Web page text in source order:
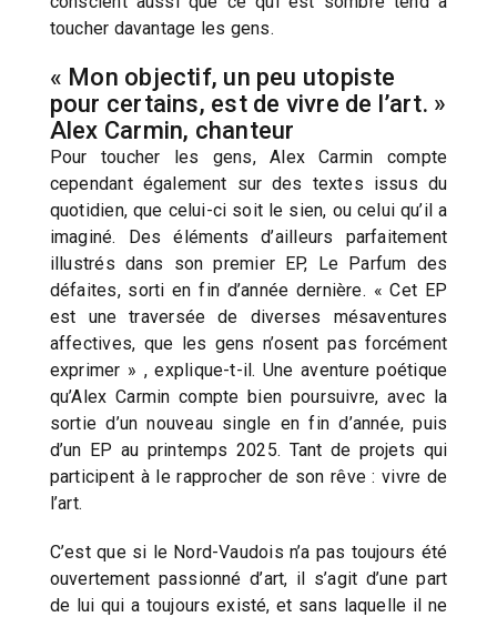
toucher davantage les gens.
« Mon objectif, un peu utopiste
pour certains, est de vivre de l’art. »
Alex Carmin, chanteur
Pour toucher les gens, Alex Carmin compte
cependant également sur des textes issus du
quotidien, que celui-ci soit le sien, ou celui qu’il a
imaginé. Des éléments d’ailleurs parfaitement
illustrés dans son premier EP, Le Parfum des
défaites, sorti en fin d’année dernière. « Cet EP
est une traversée de diverses mésaventures
affectives, que les gens n’osent pas forcément
exprimer » , explique-t-il. Une aventure poétique
qu’Alex Carmin compte bien poursuivre, avec la
sortie d’un nouveau single en fin d’année, puis
d’un EP au printemps 2025. Tant de projets qui
participent à le rapprocher de son rêve : vivre de
l’art.
C’est que si le Nord-Vaudois n’a pas toujours été
ouvertement passionné d’art, il s’agit d’une part
de lui qui a toujours existé, et sans laquelle il ne